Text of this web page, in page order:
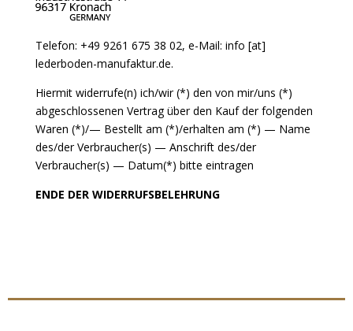
Telefon: +49 9261 675 38 02, e-Mail: info [at]
lederboden-manufaktur.de.
Hiermit widerrufe(n) ich/wir (*) den von mir/uns (*)
abgeschlossenen Vertrag über den Kauf der folgenden
Waren (*)/— Bestellt am (*)/erhalten am (*) — Name
des/der Verbraucher(s) — Anschrift des/der
Verbraucher(s) — Datum(*) bitte eintragen
ENDE DER WIDERRUFSBELEHRUNG